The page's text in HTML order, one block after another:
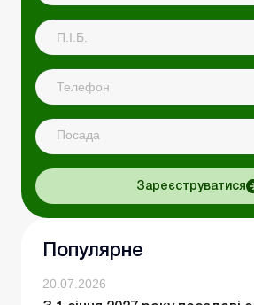
Посада
Зареєструватися
Популярне
20.07.2026